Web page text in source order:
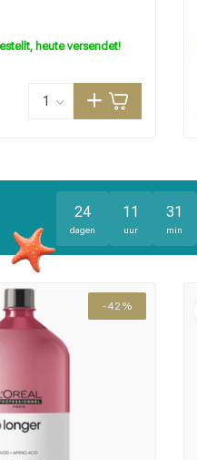
heute versendet!
24
dagen
11
uur
31
min
-42%